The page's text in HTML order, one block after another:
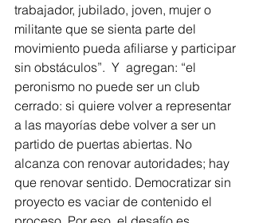
trabajador, jubilado, joven, mujer o
militante que se sienta parte del
movimiento pueda afiliarse y participar
sin obstáculos”.  Y  agregan: “el
peronismo no puede ser un club
cerrado: si quiere volver a representar
a las mayorías debe volver a ser un
partido de puertas abiertas. No
alcanza con renovar autoridades; hay
que renovar sentido. Democratizar sin
proyecto es vaciar de contenido el